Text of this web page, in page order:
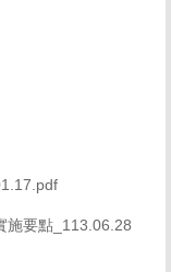
施要點_113.06.28